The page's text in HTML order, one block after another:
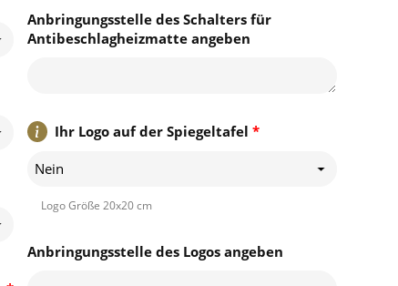
Anbringungsstelle des Schalters für
Antibeschlagheizmatte angeben
*
Ihr Logo auf der Spiegeltafel
Nein
Logo Größe 20x20 cm
Anbringungsstelle des Logos angeben